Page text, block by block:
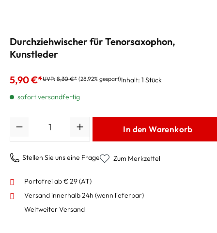
Durchziehwischer für Tenorsaxophon,
Kunstleder
5,90 €*UVP: 8,30 €* (28.92% gespart)Inhalt: 1 Stück
sofort versandfertig
In den Warenkorb
Stellen Sie uns eine Frage Zum Merkzettel
Portofrei ab € 29 (AT)
Versand innerhalb 24h (wenn lieferbar)
Weltweiter Versand